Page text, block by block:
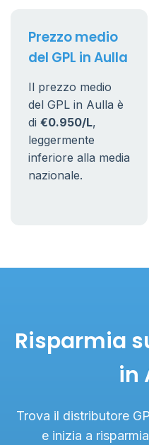
Prezzo medio
del GPL in Aulla
Il prezzo medio
del GPL in Aulla è
di €0.950/L,
leggermente
inferiore alla media
nazionale.
Risparmia
in
Trova il distributore
e inizia a